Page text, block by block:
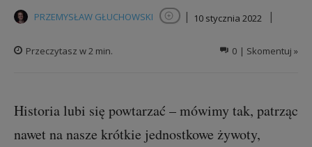
PRZEMYSŁAW GŁUCHOWSKI Obserwuj autora
| 10 stycznia 2022 |
0 | Skomentuj »
Przeczytasz w 2 min.
Historia lubi się powtarzać – mówimy tak, patrząc
nawet na nasze krótkie jednostkowe żywoty,